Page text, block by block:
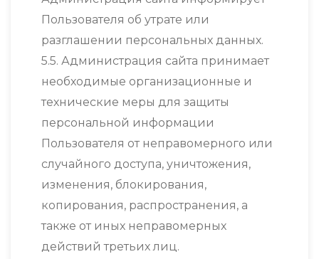
Пользователя об утрате или
разглашении персональных данных.
5.5. Администрация сайта принимает
необходимые организационные и
технические меры для защиты
персональной информации
Пользователя от неправомерного или
случайного доступа, уничтожения,
изменения, блокирования,
копирования, распространения, а
также от иных неправомерных
действий третьих лиц.